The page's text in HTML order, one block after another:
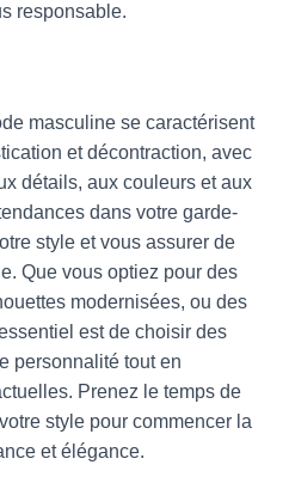
responsable.
masculine se caractérisent
et décontraction, avec
détails, aux couleurs et aux
dans votre garde-
style et vous assurer de
Que vous optiez pour des
modernisées, ou des
est de choisir des
personnalité tout en
Prenez le temps de
style pour commencer la
et élégance.